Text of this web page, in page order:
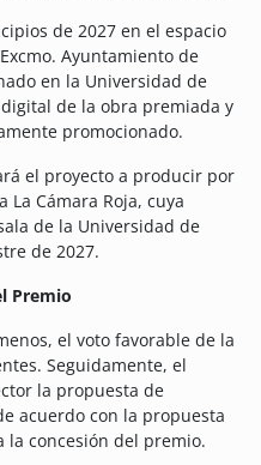
de 2027 en el espacio
Ayuntamiento de
en la Universidad de
de la obra premiada y
promocionado.
el proyecto a producir por
Cámara Roja, cuya
de la Universidad de
de 2027.
Premio
el voto favorable de la
Seguidamente, el
la propuesta de
acuerdo con la propuesta
concesión del premio.